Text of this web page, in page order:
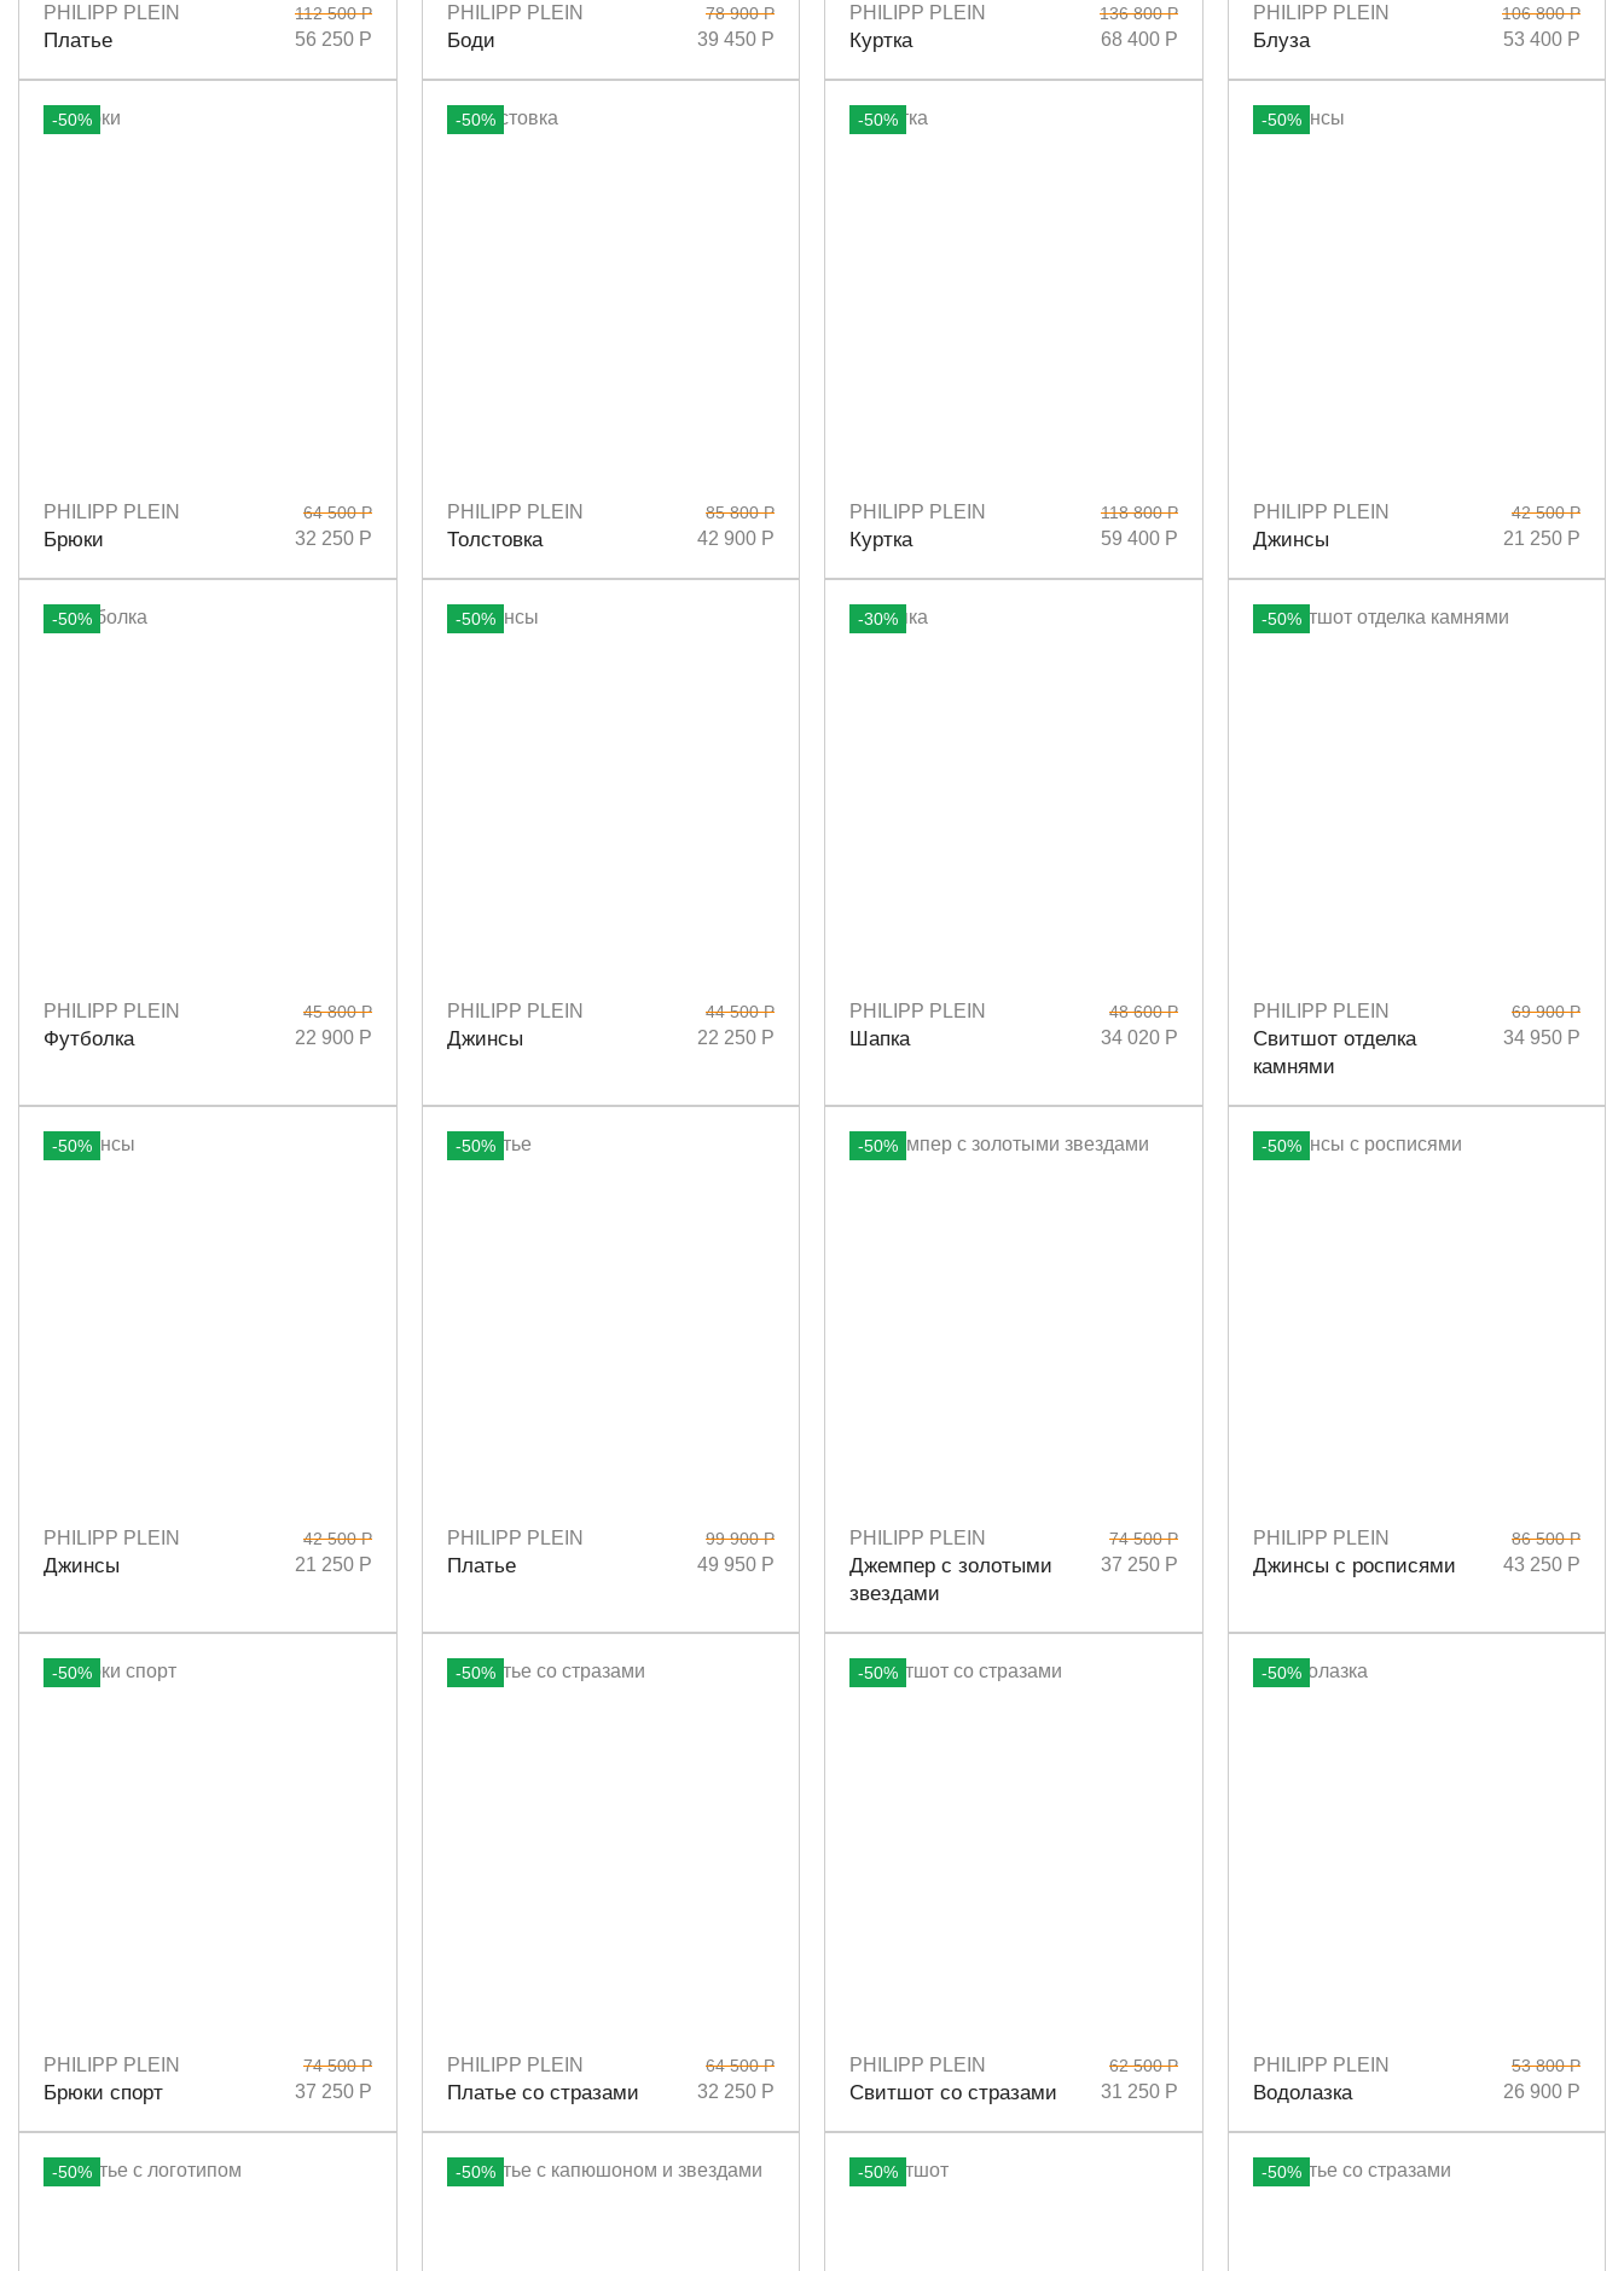
Размеры
PHILIPP PLEIN
Платье
112 500 Р
56 250 Р Размеры
PHILIPP PLEIN
Боди
78 900 Р
39 450 Р Размеры
PHILIPP PLEIN
Куртка
136 800 Р
68 400 Р Размеры
PHILIPP PLEIN
Блуза
106 800 Р
53 400 Р
-50%
Размеры
PHILIPP PLEIN
Брюки
64 500 Р
32 250 Р
-50%
Размеры
PHILIPP PLEIN
Толстовка
85 800 Р
42 900 Р
-50%
Размеры
PHILIPP PLEIN
Куртка
118 800 Р
59 400 Р
-50%
Размеры
PHILIPP PLEIN
Джинсы
42 500 Р
21 250 Р
-50%
Размеры
PHILIPP PLEIN
Футболка
45 800 Р
22 900 Р
-50%
Размеры
PHILIPP PLEIN
Джинсы
44 500 Р
22 250 Р
-30%
Размеры
PHILIPP PLEIN
Шапка
48 600 Р
34 020 Р
-50%
Размеры
PHILIPP PLEIN
Свитшот отделка
камнями
69 900 Р
34 950 Р
-50%
Размеры
PHILIPP PLEIN
Джинсы
42 500 Р
21 250 Р
-50%
Размеры
PHILIPP PLEIN
Платье
99 900 Р
49 950 Р
-50%
Размеры
PHILIPP PLEIN
Джемпер с золотыми
звездами
74 500 Р
37 250 Р
-50%
Размеры
PHILIPP PLEIN
Джинсы с росписями
86 500 Р
43 250 Р
-50%
Размеры
PHILIPP PLEIN
Брюки спорт
74 500 Р
37 250 Р
-50%
Размеры
PHILIPP PLEIN
Платье со стразами
64 500 Р
32 250 Р
-50%
Размеры
PHILIPP PLEIN
Свитшот со стразами
62 500 Р
31 250 Р
-50%
Размеры
PHILIPP PLEIN
Водолазка
53 800 Р
26 900 Р
-50% -50% -50% -50%